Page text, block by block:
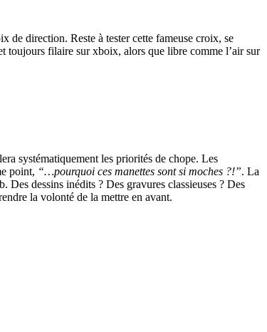
de direction. Reste à tester cette fameuse croix, se
toujours filaire sur xboix, alors que libre comme l’air sur
systématiquement les priorités de chope. Les
point, “…pourquoi ces manettes sont si moches ?!”. La
dessins inédits ? Des gravures classieuses ? Des
la volonté de la mettre en avant.